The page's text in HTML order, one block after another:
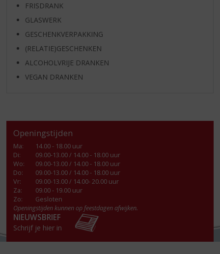
FRISDRANK
GLASWERK
GESCHENKVERPAKKING
(RELATIE)GESCHENKEN
ALCOHOLVRIJE DRANKEN
VEGAN DRANKEN
Openingstijden
Ma:
14.00 - 18.00 uur
Di:
09.00-13.00 / 14.00 - 18.00 uur
Wo:
09.00-13.00 / 14.00 - 18.00 uur
Do:
09.00-13.00 / 14.00 - 18.00 uur
Vr:
09.00-13.00 / 14.00- 20.00 uur
Za:
09.00 - 19.00 uur
Zo:
Gesloten
Openingstijden kunnen op feestdagen afwijken.
NIEUWSBRIEF
Schrijf je hier in